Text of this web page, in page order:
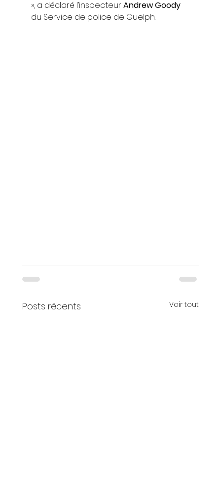
», a déclaré l’inspecteur Andrew Goody
du Service de police de Guelph.
Posts récents Voir tout